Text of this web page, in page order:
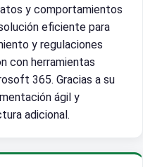
y comportamientos
eficiente para
y regulaciones
con herramientas
365. Gracias a su
ágil y
adicional.